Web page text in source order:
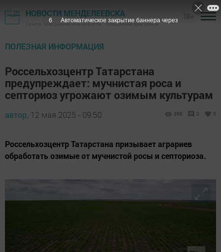
НОВОСТИ МЕНДЕЛЕЕВСКА
Газета "Менделеевские новости" - Менделеевский район
ПОЛЕЗНАЯ ИНФОРМАЦИЯ
Россельхозцентр Татарстана
предупреждает: мучнистая роса и
септориоз угрожают озимым культурам
автор, 12 мая 2025 - 09:50 398 0 0
Россельхозцентр Татарстана призывает аграриев
обработать озимые от мучнистой росы и септориоза.
5 Автоматическое закрытие баннера через